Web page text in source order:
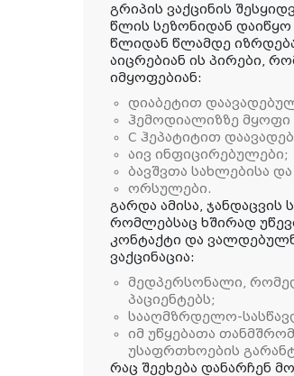
გრიპის ვაქცინის
წლის სეზონიდან
წლიდან წლამდე
აიცრებიან ის პირები,
იმყოფებიან:
დიაბეტით
ჰემოდიალიზზე მყოფი
C ჰეპატიტით
აივ ინფიცირებულები;
ბავშვთა სახლებისა
ორსულები.
გარდა ამისა, ჯანდაცვის
რომლებსაც ხშირად
კონტაქტი და
ვაქცინაცია:
მედპერსონალი,
პაციენტებს;
სააღმზრდელო-
იმ უწყებათა
უსაფრთხოების
რაც შეეხება დანარჩენ